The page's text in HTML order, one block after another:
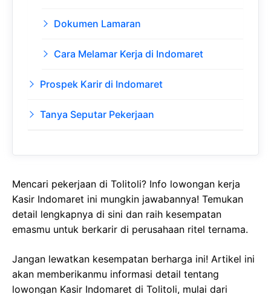
Dokumen Lamaran
Cara Melamar Kerja di Indomaret
Prospek Karir di Indomaret
Tanya Seputar Pekerjaan
Mencari pekerjaan di Tolitoli? Info lowongan kerja
Kasir Indomaret ini mungkin jawabannya! Temukan
detail lengkapnya di sini dan raih kesempatan
emasmu untuk berkarir di perusahaan ritel ternama.
Jangan lewatkan kesempatan berharga ini! Artikel ini
akan memberikanmu informasi detail tentang
lowongan Kasir Indomaret di Tolitoli, mulai dari